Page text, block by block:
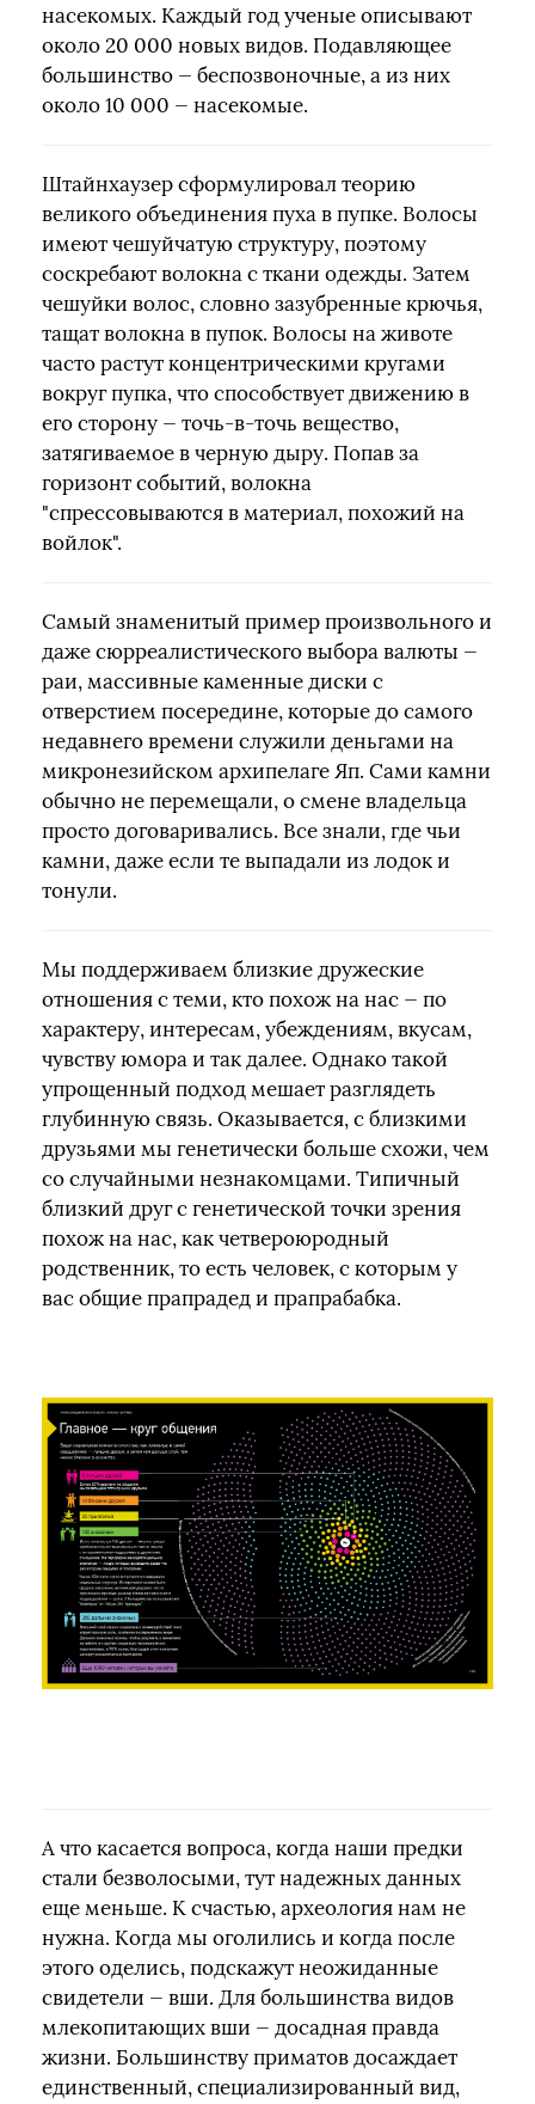
насекомых. Каждый год ученые описывают
около 20 000 новых видов. Подавляющее
большинство — беспозвоночные, а из них
около 10 000 — насекомые.
Штайнхаузер сформулировал теорию
великого объединения пуха в пупке. Волосы
имеют чешуйчатую структуру, поэтому
соскребают волокна с ткани одежды. Затем
чешуйки волос, словно зазубренные крючья,
тащат волокна в пупок. Волосы на животе
часто растут концентрическими кругами
вокруг пупка, что способствует движению в
его сторону — точь-в-точь вещество,
затягиваемое в черную дыру. Попав за
горизонт событий, волокна
"спрессовываются в материал, похожий на
войлок".
Самый знаменитый пример произвольного и
даже сюрреалистического выбора валюты —
раи, массивные каменные диски с
отверстием посередине, которые до самого
недавнего времени служили деньгами на
микронезийском архипелаге Яп. Сами камни
обычно не перемещали, о смене владельца
просто договаривались. Все знали, где чьи
камни, даже если те выпадали из лодок и
тонули.
Мы поддерживаем близкие дружеские
отношения с теми, кто похож на нас — по
характеру, интересам, убеждениям, вкусам,
чувству юмора и так далее. Однако такой
упрощенный подход мешает разглядеть
глубинную связь. Оказывается, с близкими
друзьями мы генетически больше схожи, чем
со случайными незнакомцами. Типичный
близкий друг с генетической точки зрения
похож на нас, как четвероюродный
родственник, то есть человек, с которым у
вас общие прапрадед и прапрабабка.
А что касается вопроса, когда наши предки
стали безволосыми, тут надежных данных
еще меньше. К счастью, археология нам не
нужна. Когда мы оголились и когда после
этого оделись, подскажут неожиданные
свидетели — вши. Для большинства видов
млекопитающих вши — досадная правда
жизни. Большинству приматов досаждает
единственный, специализированный вид,